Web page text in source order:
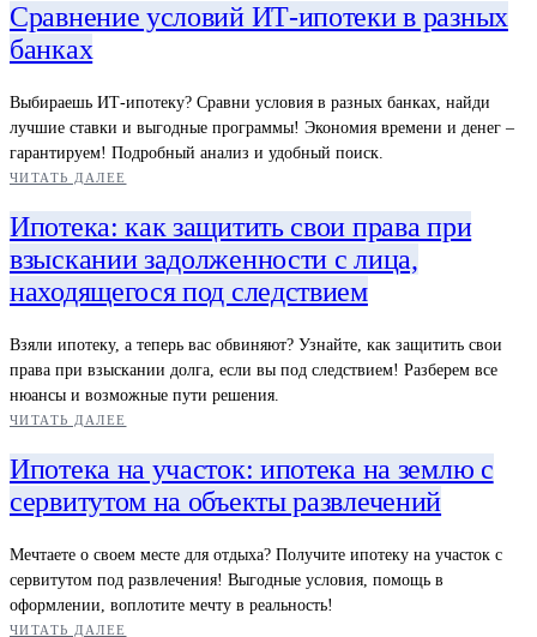
Сравнение условий ИТ-ипотеки в разных
банках
Выбираешь ИТ-ипотеку? Сравни условия в разных банках, найди
лучшие ставки и выгодные программы! Экономия времени и денег –
гарантируем! Подробный анализ и удобный поиск.
ЧИТАТЬ ДАЛЕЕ
Ипотека: как защитить свои права при
взыскании задолженности с лица,
находящегося под следствием
Взяли ипотеку, а теперь вас обвиняют? Узнайте, как защитить свои
права при взыскании долга, если вы под следствием! Разберем все
нюансы и возможные пути решения.
ЧИТАТЬ ДАЛЕЕ
Ипотека на участок: ипотека на землю с
сервитутом на объекты развлечений
Мечтаете о своем месте для отдыха? Получите ипотеку на участок с
сервитутом под развлечения! Выгодные условия, помощь в
оформлении, воплотите мечту в реальность!
ЧИТАТЬ ДАЛЕЕ